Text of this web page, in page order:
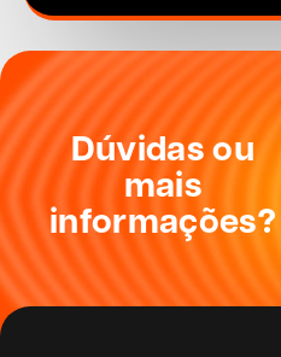
Dúvidas ou
mais
informações?